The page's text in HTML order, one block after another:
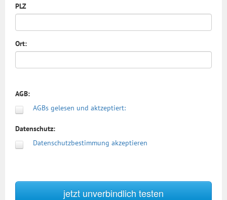
PLZ
Ort:
AGB:
AGBs gelesen und aktzeptiert:
Datenschutz:
Datenschutzbestimmung akzeptieren
jetzt unverbindlich testen